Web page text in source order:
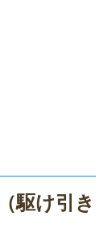
駆け引き